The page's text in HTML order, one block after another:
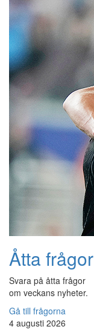
Åtta frågor
Svara på åtta frågor
om veckans nyheter.
Gå till frågorna
4 augusti 2026